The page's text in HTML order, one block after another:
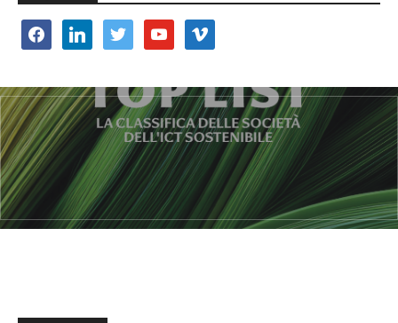
facebooklinkedin twitter youtube vimeo